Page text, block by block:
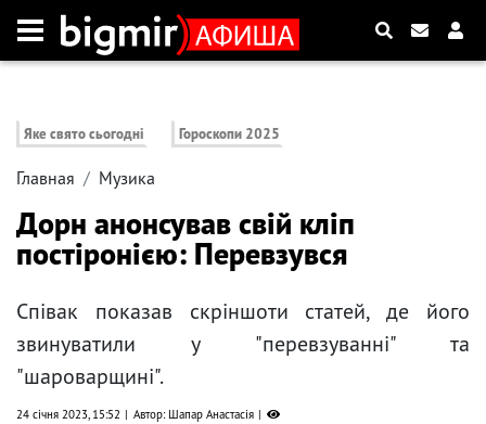
Яке свято сьогодні Гороскопи 2025
Главная Музика
Дорн анонсував свій кліп
постіронією: Перевзувся
Співак показав скріншоти статей, де його
звинуватили у "перевзуванні" та
"шароварщині".
24 січня 2023, 15:52 Автор: Шапар Анастасія